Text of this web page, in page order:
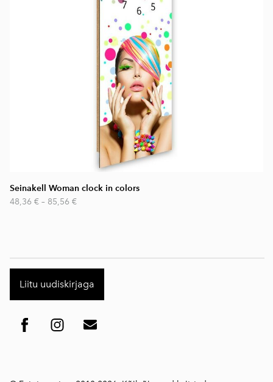
Seinakell Woman clock in colors
48,36 € – 85,56 €
Liitu uudiskirjaga